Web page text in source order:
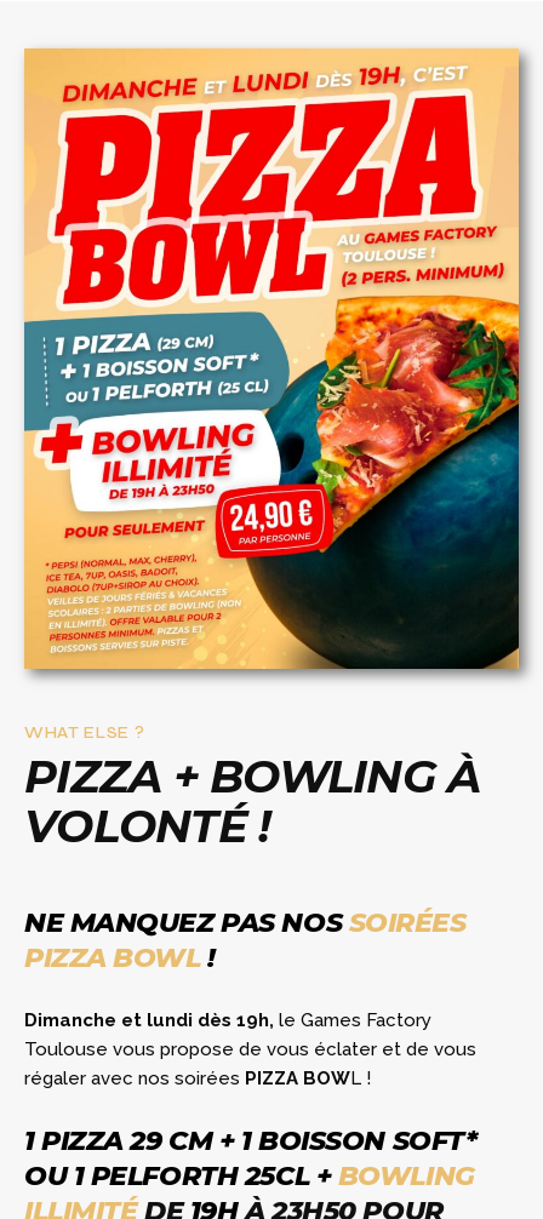
WHAT ELSE ?
PIZZA + BOWLING À
VOLONTÉ !
NE MANQUEZ PAS NOSSOIRÉES
PIZZA BOWL!
Dimanche et lundi dès 19h, le Games Factory
Toulouse vous propose de vous éclater et de vous
régaler avec nos soirées PIZZA BOWL !
1 PIZZA 29 CM + 1 BOISSON SOFT*
OU 1 PELFORTH 25CL +BOWLING
ILLIMITÉDE19HÀ 23H50 POUR